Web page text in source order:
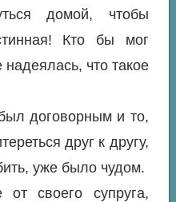
домой, чтобы
Кто бы мог
что такое
договорным и то,
друг к другу,
уже было чудом.
своего супруга,